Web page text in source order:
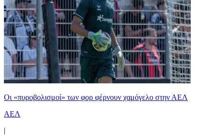
Οι «πυροβολισμοί» των φορ φέρνουν χαμόγελο στην ΑΕΛ
ΑΕΛ
|